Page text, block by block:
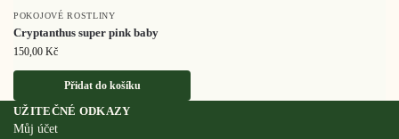
POKOJOVÉ ROSTLINY
Cryptanthus super pink baby
150,00 Kč
Přidat do košíku
UŽITEČNÉ ODKAZY
Můj účet